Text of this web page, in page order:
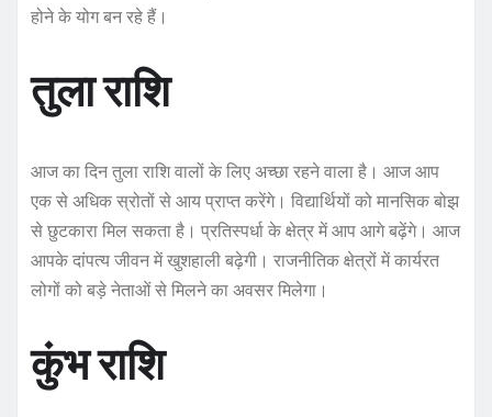
होने के योग बन रहे हैं।
तुला राशि
आज का दिन तुला राशि वालों के लिए अच्छा रहने वाला है। आज आप
एक से अधिक स्रोतों से आय प्राप्त करेंगे। विद्यार्थियों को मानसिक बोझ
से छुटकारा मिल सकता है। प्रतिस्पर्धा के क्षेत्र में आप आगे बढ़ेंगे। आज
आपके दांपत्य जीवन में खुशहाली बढ़ेगी। राजनीतिक क्षेत्रों में कार्यरत
लोगों को बड़े नेताओं से मिलने का अवसर मिलेगा।
कुंभ राशि